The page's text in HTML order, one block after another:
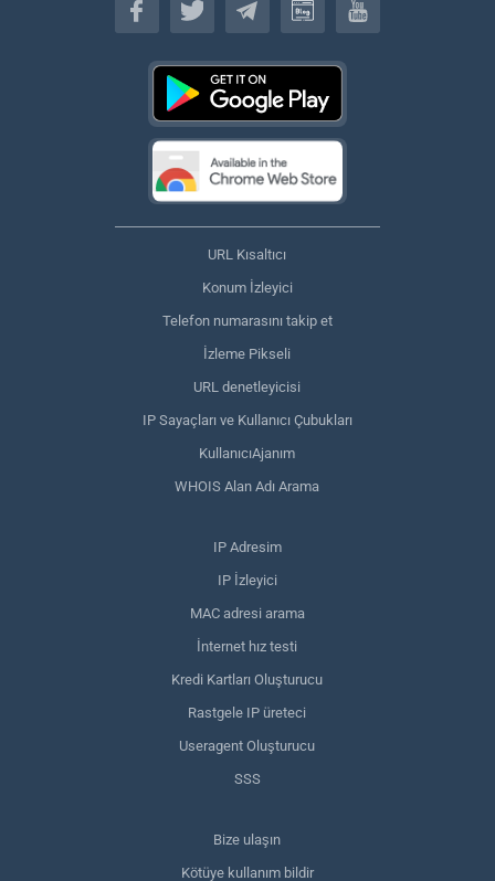
URL Kısaltıcı
Konum İzleyici
Telefon numarasını takip et
İzleme Pikseli
URL denetleyicisi
IP Sayaçları ve Kullanıcı Çubukları
KullanıcıAjanım
WHOIS Alan Adı Arama
IP Adresim
IP İzleyici
MAC adresi arama
İnternet hız testi
Kredi Kartları Oluşturucu
Rastgele IP üreteci
Useragent Oluşturucu
SSS
Bize ulaşın
Kötüye kullanım bildir